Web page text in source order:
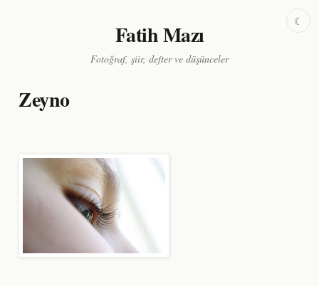
Fatih Mazı
Fotoğraf, şiir, defter ve düşünceler
Zeyno
☾